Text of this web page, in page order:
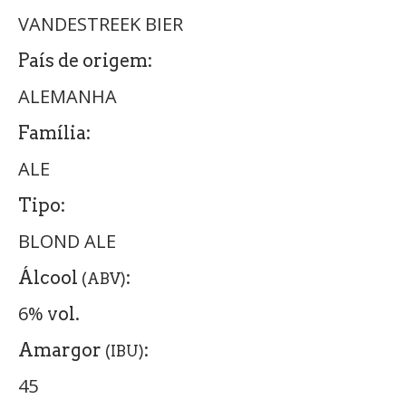
VANDESTREEK BIER
País de origem:
ALEMANHA
Família:
ALE
Tipo:
BLOND ALE
Álcool (ABV):
6% vol.
Amargor (IBU):
45